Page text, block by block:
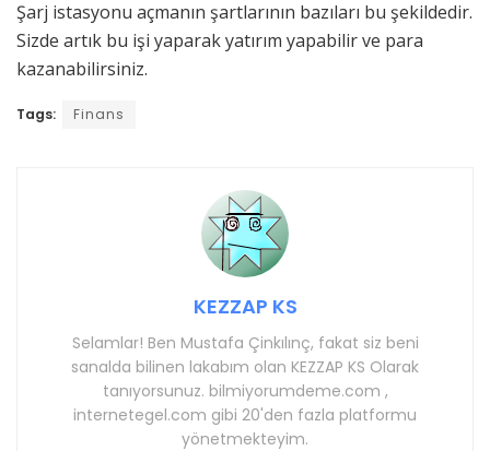
Şarj istasyonu açmanın şartlarının bazıları bu şekildedir.
Sizde artık bu işi yaparak yatırım yapabilir ve para
kazanabilirsiniz.
Tags: Finans
KEZZAP KS
Selamlar! Ben Mustafa Çinkılınç, fakat siz beni
sanalda bilinen lakabım olan KEZZAP KS Olarak
tanıyorsunuz. bilmiyorumdeme.com ,
internetegel.com gibi 20'den fazla platformu
yönetmekteyim.